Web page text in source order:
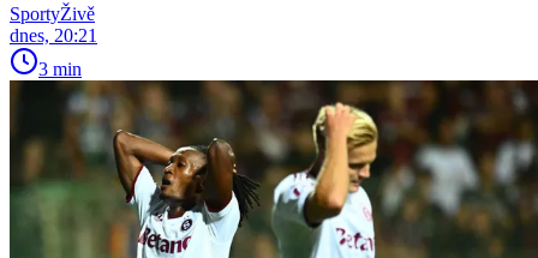
SportyŽivě
dnes, 20:21
3 min